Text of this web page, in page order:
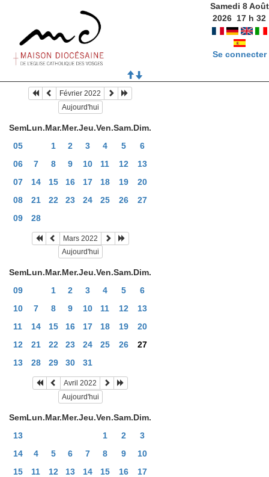
Samedi 8 Août
2026 17 h32
Se connecter
Février 2022
Aujourd'hui
SemLun.Mar.Mer.Jeu.Ven.Sam.Dim.
05
1 2 3 4 5
6
06
7 8 9 10 11 12
13
07
14 15 16 17 18 19
20
08
21 22 23 24 25 26
27
09
28
Mars 2022
Aujourd'hui
SemLun.Mar.Mer.Jeu.Ven.Sam.Dim.
09
1 2 3 4 5
6
10
7 8 9 10 11 12
13
11
14 15 16 17 18 19
20
12
21 22 23 24 25 26
27
13
28 29 30 31
Avril 2022
Aujourd'hui
SemLun.Mar.Mer.Jeu.Ven.Sam.Dim.
13
1 2
3
14
4 5 6 7 8 9
10
15
11 12 13 14 15 16
17